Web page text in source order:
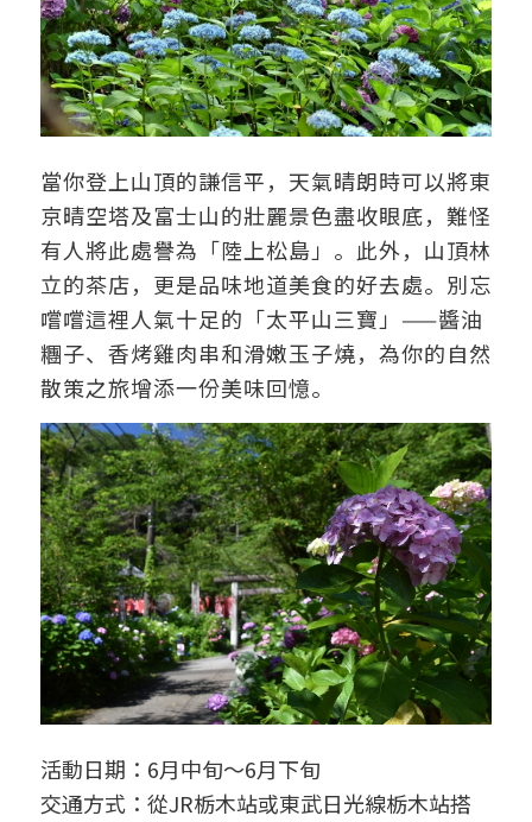
當你登上山頂的謙信平，天氣晴朗時可以將東
京晴空塔及富士山的壯麗景色盡收眼底，難怪
有人將此處譽為「陸上松島」。此外，山頂林
立的茶店，更是品味地道美食的好去處。別忘
嚐嚐這裡人氣十足的「太平山三寶」——醬油
糰子、香烤雞肉串和滑嫩玉子燒，為你的自然
散策之旅增添一份美味回憶。
活動日期：6月中旬～6月下旬
交通方式：從JR栃木站或東武日光線栃木站搭